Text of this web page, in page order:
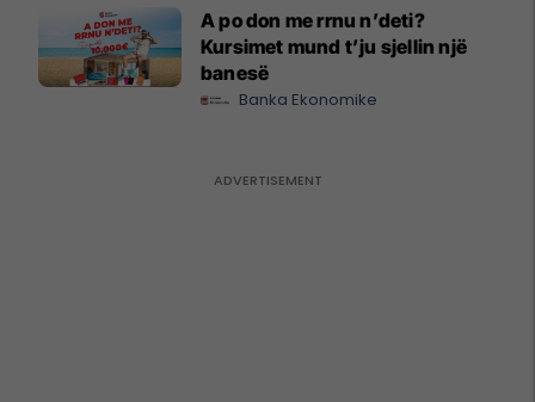
A po don me rrnu n’deti?
Kursimet mund t’ju sjellin një
banesë
Banka Ekonomike